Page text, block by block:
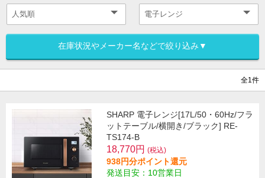
在庫状況やメーカー名などで絞り込み▼
全1件
SHARP 電子レンジ[17L/50・60Hz/フラ
ットテーブル/横開き/ブラック] RE-
TS174-B
18,770円 (税込)
938円分ポイント還元
発送目安：10営業日